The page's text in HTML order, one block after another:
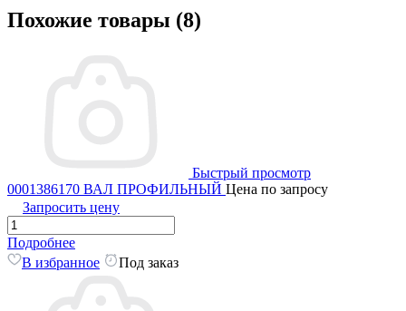
Похожие товары (8)
Быстрый просмотр
0001386170 ВАЛ ПРОФИЛЬНЫЙ Цена по запросу
Запросить цену
Подробнее
В избранное
Под заказ